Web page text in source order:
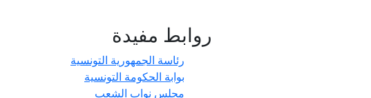
روابط مفيدة
رئاسة الجمهورية التونسية
بوابة الحكومة التونسية
مجلس نواب الشعب